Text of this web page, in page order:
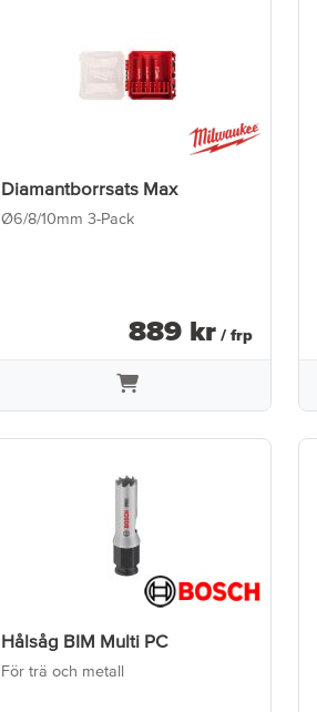
Diamantborrsats Max
Ø6/8/10mm 3-Pack
889 kr / frp
Hålsåg BIM Multi PC
För trä och metall